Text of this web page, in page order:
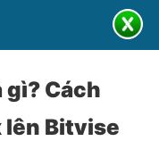
gì? Cách
lên Bitvise